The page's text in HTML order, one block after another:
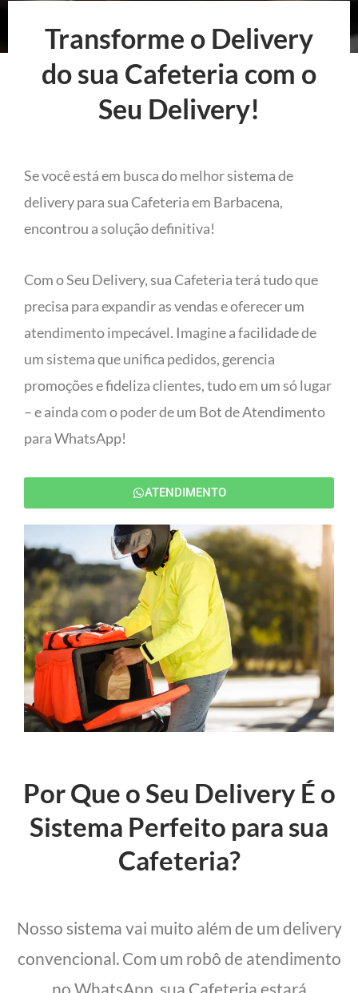
Transforme o Delivery
do sua Cafeteria com o
Seu Delivery!
Se você está em busca do melhor sistema de
delivery para sua Cafeteria em Barbacena,
encontrou a solução definitiva!
Com o Seu Delivery, sua Cafeteria terá tudo que
precisa para expandir as vendas e oferecer um
atendimento impecável. Imagine a facilidade de
um sistema que unifica pedidos, gerencia
promoções e fideliza clientes, tudo em um só lugar
– e ainda com o poder de um Bot de Atendimento
para WhatsApp!
ATENDIMENTO
Por Que o Seu Delivery É o
Sistema Perfeito para sua
Cafeteria?
Nosso sistema vai muito além de um delivery
convencional. Com um robô de atendimento
no WhatsApp, sua Cafeteria estará